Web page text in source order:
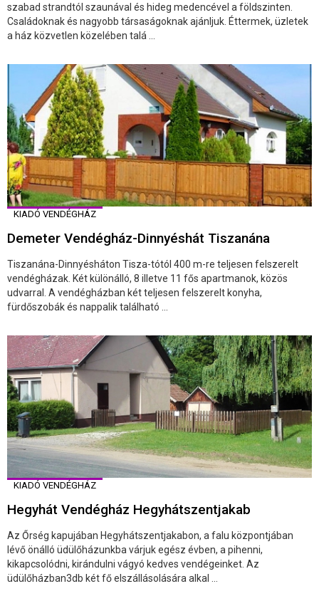
szabad strandtól szaunával és hideg medencével a földszinten.
Családoknak és nagyobb társaságoknak ajánljuk. Éttermek, üzletek
a ház közvetlen közelében talá ...
KIADÓ VENDÉGHÁZ
Demeter Vendégház-Dinnyéshát Tiszanána
Tiszanána-Dinnyésháton Tisza-tótól 400 m-re teljesen felszerelt
vendégházak. Két különálló, 8 illetve 11 fős apartmanok, közös
udvarral. A vendégházban két teljesen felszerelt konyha,
fürdőszobák és nappalik található ...
KIADÓ VENDÉGHÁZ
Hegyhát Vendégház Hegyhátszentjakab
Az Őrség kapujában Hegyhátszentjakabon, a falu központjában
lévő önálló üdülőházunkba várjuk egész évben, a pihenni,
kikapcsolódni, kirándulni vágyó kedves vendégeinket. Az
üdülőházban3db két fő elszállásolására alkal ...